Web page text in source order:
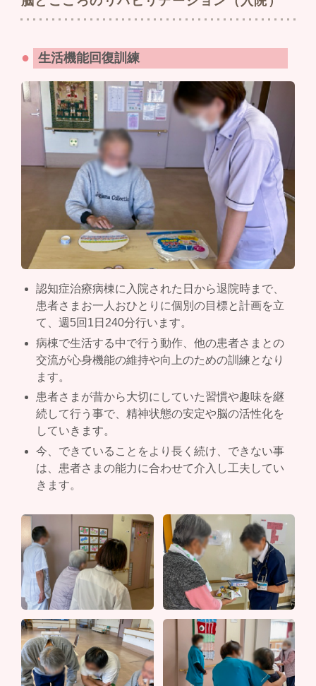
● 生活機能回復訓練
認知症治療病棟に入院された日から退院時まで、
患者さまお一人おひとりに個別の目標と計画を立
て、週5回1日240分行います。
病棟で生活する中で行う動作、他の患者さまとの
交流が心身機能の維持や向上のための訓練となり
ます。
患者さまが昔から大切にしていた習慣や趣味を継
続して行う事で、精神状態の安定や脳の活性化を
していきます。
今、できていることをより長く続け、できない事
は、患者さまの能力に合わせて介入し工夫してい
きます。